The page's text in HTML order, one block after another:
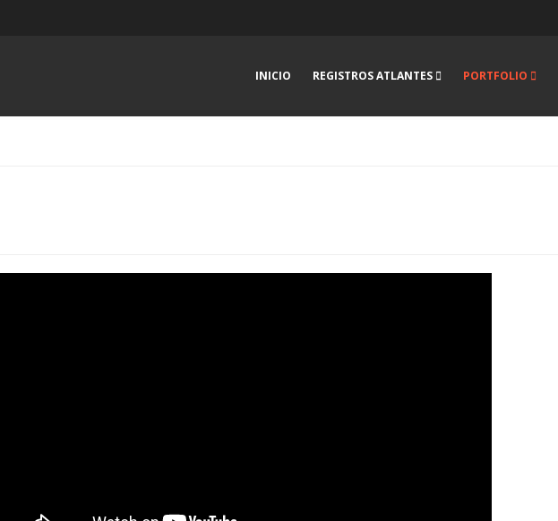
INICIO REGISTROS ATLANTES PORTFOLIO